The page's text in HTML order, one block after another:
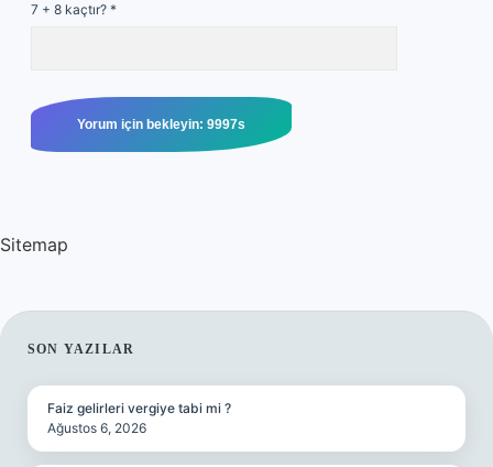
7 + 8 kaçtır? *
Sitemap
SIDEBAR
SON YAZILAR
Faiz gelirleri vergiye tabi mi ?
Ağustos 6, 2026